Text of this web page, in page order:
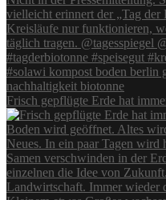
Frisch gepflügte Erde hat